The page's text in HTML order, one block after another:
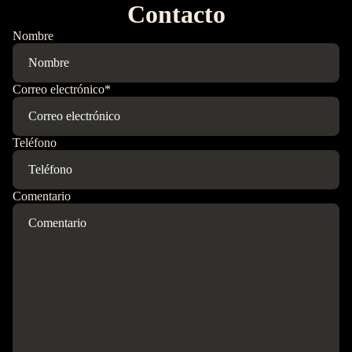
Contacto
Nombre
Correo electrónico*
Teléfono
Comentario